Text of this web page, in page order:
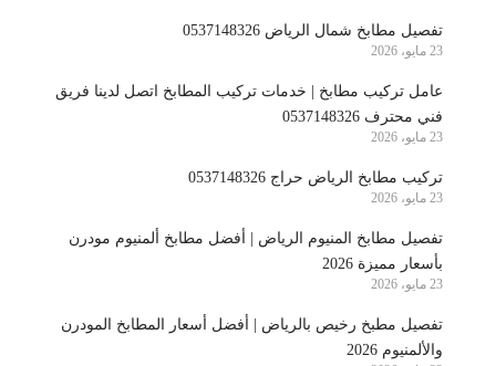
تفصيل مطابخ شمال الرياض 0537148326
23 مايو، 2026
عامل تركيب مطابخ | خدمات تركيب المطابخ اتصل لدينا فريق
فني محترف 0537148326
23 مايو، 2026
تركيب مطابخ الرياض حراج 0537148326
23 مايو، 2026
تفصيل مطابخ المنيوم الرياض | أفضل مطابخ ألمنيوم مودرن
بأسعار مميزة 2026
23 مايو، 2026
تفصيل مطبخ رخيص بالرياض | أفضل أسعار المطابخ المودرن
والألمنيوم 2026